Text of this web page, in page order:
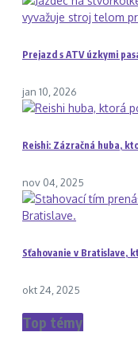
Prejazd s ATV úzkymi
jan 10, 2026
Reishi: Zázračná huba,
nov 04, 2025
Sťahovanie v Bratislave,
okt 24, 2025
Top témy